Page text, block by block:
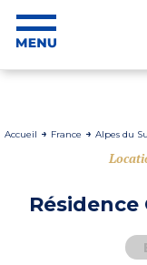
Accueil France Alpes du
Résidence